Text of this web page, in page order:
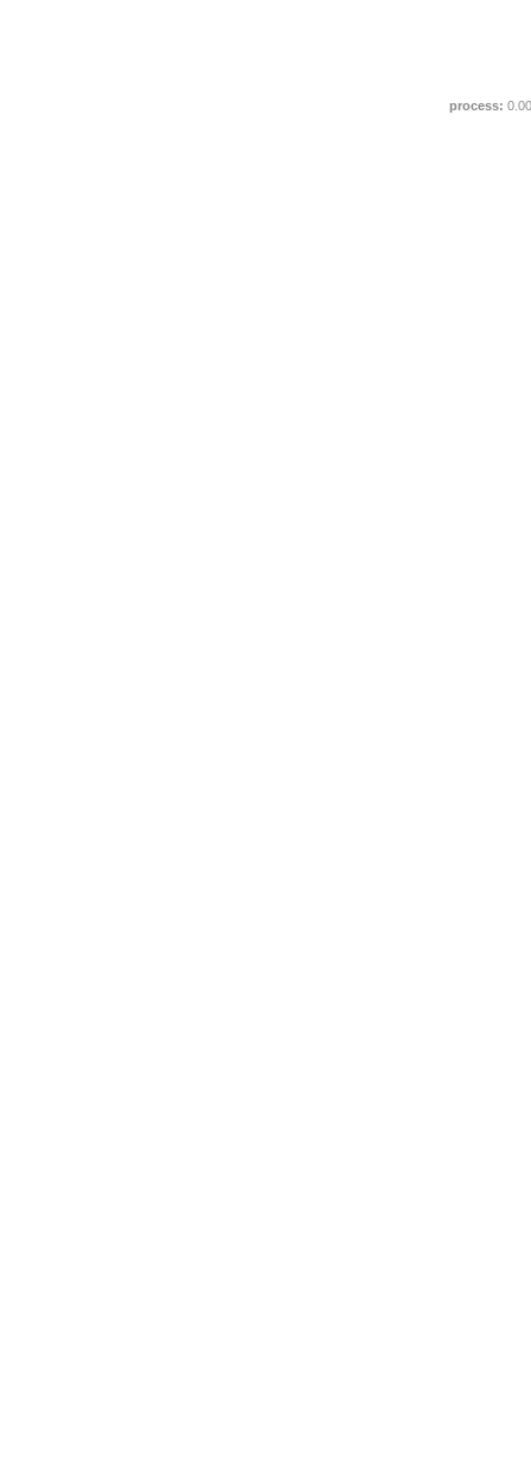
process: